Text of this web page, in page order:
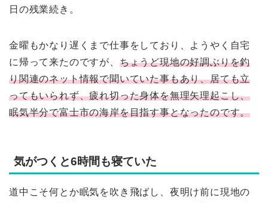
日の残業続き。
金曜もかなり遅くまで仕事をしており、ようやく自宅
に帰って来たのですが、 ちょうど現地の好調ぶりを釣
り関連のネット情報で聞いていた事もあり、居ても立
ってもいられず、疲れ切った身体を無理矢理起こし、
眠気半分で富士市の海岸を目指す事となったのです。
気がつくと6時間も寝ていた
道中こそ何とか眠気を吹き飛ばし、夜明け前に現地の